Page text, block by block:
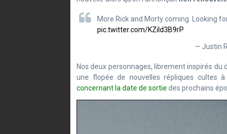
More Rick and Morty coming. Looking
pic.twitter.com/KZild3B9rP
— Justin
Nos deux personnages, librement inspirés
une flopée de nouvelles répliques cultes
concernant la date de sortie des prochains